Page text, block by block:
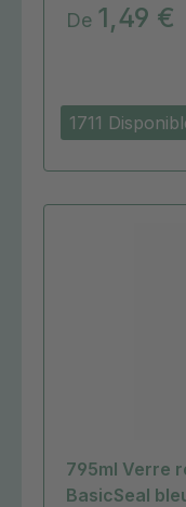
1711
De 1,49 €
795ml Verre
BasicSeal